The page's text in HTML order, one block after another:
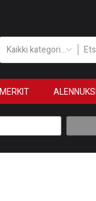
Kaikki kategoriat